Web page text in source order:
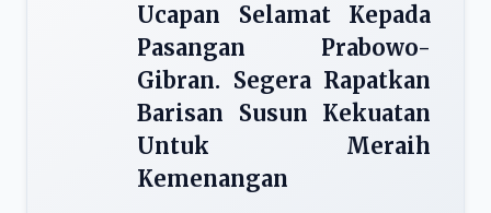
Ucapan Selamat Kepada
Pasangan Prabowo-
Gibran. Segera Rapatkan
Barisan Susun Kekuatan
Untuk Meraih
Kemenangan